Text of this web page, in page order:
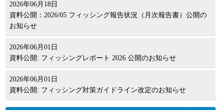
2026年06月18日
資料公開：2026/05 フィッシング報告状況（月次報告書）公開の
お知らせ
2026年06月01日
資料公開: フィッシングレポート 2026 公開のお知らせ
2026年06月01日
資料公開: フィッシング対策ガイドライン改定のお知らせ